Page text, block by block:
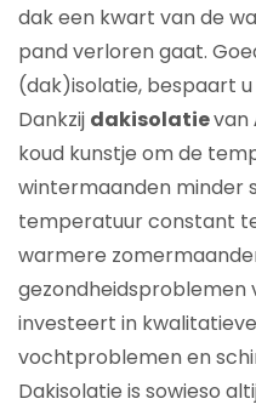
dak een kwart van de
pand verloren gaat.
(dak)isolatie, bespaart
Dankzij dakisolatievan
koud kunstje om de
wintermaanden minder
temperatuur constant
warmere
gezondheidsproblemen
investeert in
vochtproblemen en
Dakisolatie is sowieso